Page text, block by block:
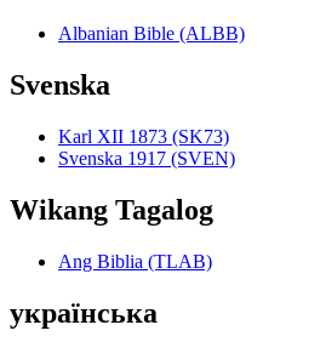
Albanian Bible (ALBB)
Svenska
Karl XII 1873 (SK73)
Svenska 1917 (SVEN)
Wikang Tagalog
Ang Biblia (TLAB)
українська